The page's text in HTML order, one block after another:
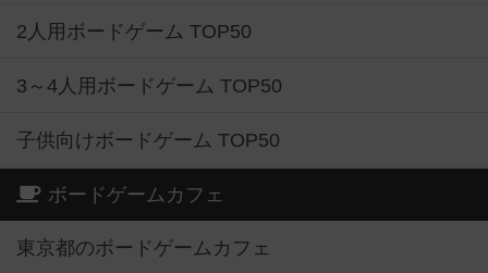
2人用ボードゲーム TOP50
3～4人用ボードゲーム TOP50
子供向けボードゲーム TOP50
ボードゲームカフェ
東京都のボードゲームカフェ